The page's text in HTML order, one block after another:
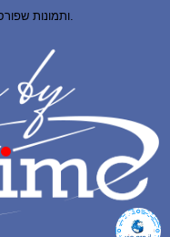
ותמונות שפורסמו על ידי המפרסמים באתר.